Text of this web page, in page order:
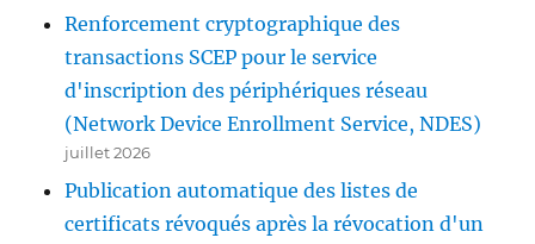
Renforcement cryptographique des
transactions SCEP pour le service
d'inscription des périphériques réseau
(Network Device Enrollment Service, NDES)
juillet 2026
Publication automatique des listes de
certificats révoqués après la révocation d'un